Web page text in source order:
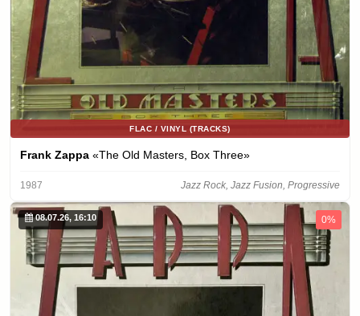
FLAC / VINYL (TRACKS)
Frank Zappa «The Old Masters, Box Three»
1987 Jazz Rock, Jazz Fusion, Progressive
08.07.26, 16:10 0%